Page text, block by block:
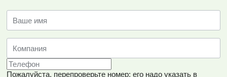
Пожалуйста, перепроверьте номер: его надо указать в